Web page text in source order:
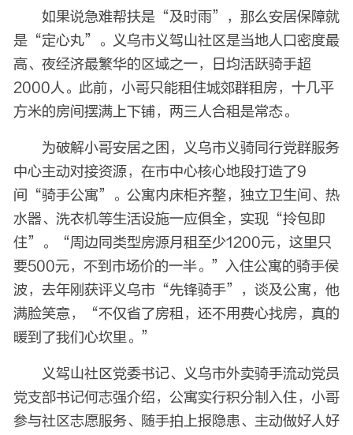
如果说急难帮扶是“及时雨”，那么安居保障就
是“定心丸”。义乌市义驾山社区是当地人口密度最
高、夜经济最繁华的区域之一，日均活跃骑手超
2000人。此前，小哥只能租住城郊群租房，十几平
方米的房间摆满上下铺，两三人合租是常态。
为破解小哥安居之困，义乌市义骑同行党群服务
中心主动对接资源，在市中心核心地段打造了9
间“骑手公寓”。公寓内床柜齐整，独立卫生间、热
水器、洗衣机等生活设施一应俱全，实现“拎包即
住”。“周边同类型房源月租至少1200元，这里只
要500元，不到市场价的一半。”入住公寓的骑手侯
波，去年刚获评义乌市“先锋骑手”，谈及公寓，他
满脸笑意，“不仅省了房租，还不用费心找房，真的
暖到了我们心坎里。”
义驾山社区党委书记、义乌市外卖骑手流动党员
党支部书记何志强介绍，公寓实行积分制入住，小哥
参与社区志愿服务、随手拍上报隐患、主动做好人好